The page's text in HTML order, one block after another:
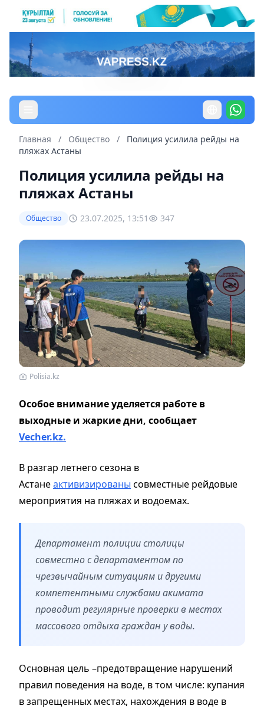
Главная / Общество /
Полиция усилила рейды на
пляжах Астаны
Полиция усилила рейды на
пляжах Астаны
Общество 23.07.2025, 13:51 347
Polisia.kz
Особое внимание уделяется работе в
выходные и жаркие дни, сообщает
Vecher.kz.
В разгар летнего сезона в
Астанеактивизированы совместные рейдовые
мероприятия на пляжах и водоемах.
Департамент полиции столицы
совместно с департаментом по
чрезвычайным ситуациям и другими
компетентными службами акимата
проводит регулярные проверки в местах
массового отдыха граждан у воды.
Основная цель –предотвращение нарушений
правил поведения на воде, в том числе: купания
в запрещенных местах, нахождения в воде в